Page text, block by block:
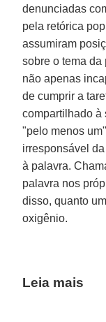
denunciadas
pela retórica
assumiram
sobre o tema da
não apenas
de cumprir a
compartilhado à
"pelo menos
irresponsável
à palavra.
palavra nos
disso, quanto
oxigênio.
Leia mais